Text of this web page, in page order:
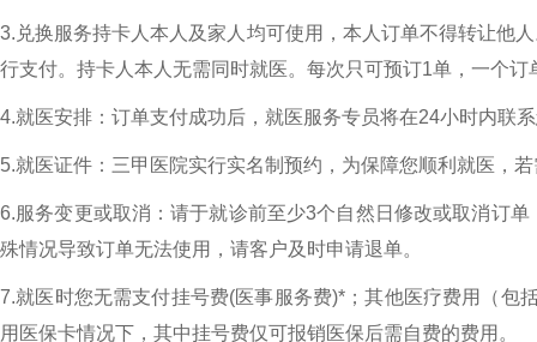
3.兑换服务持卡人本人及家人均可使用，本人订单不得转让他
行支付。持卡人本人无需同时就医。每次只可预订1单，一个
4.就医安排：订单支付成功后，就医服务专员将在24小时内联
5.就医证件：三甲医院实行实名制预约，为保障您顺利就医，
6.服务变更或取消：请于就诊前至少3个自然日修改或取消订
殊情况导致订单无法使用，请客户及时申请退单。
7.就医时您无需支付挂号费(医事服务费)*；其他医疗费用（包
用医保卡情况下，其中挂号费仅可报销医保后需自费的费用。